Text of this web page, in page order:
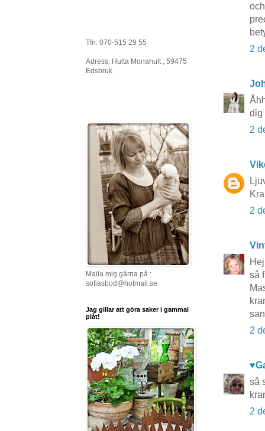
2
dig
2
2
Hej
så
2
så
2
Tfn: 070-515 29 55
Adress: Hulta Monahult , 59475
Edsbruk
Maila mig gärna på :
sofiasbod@hotmail.se
Jag gillar att göra saker i gammal
plåt!